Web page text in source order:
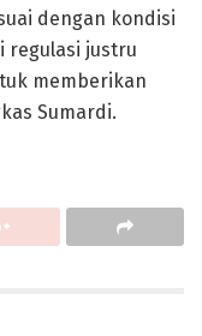
dengan kondisi
regulasi justru
memberikan
Sumardi.